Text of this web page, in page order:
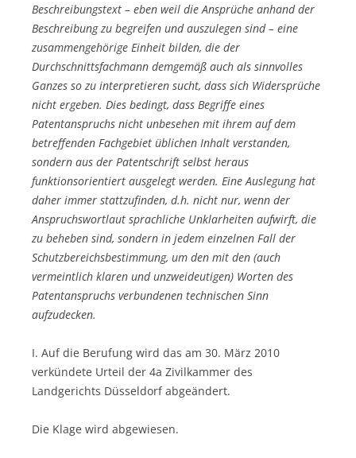
Beschreibungstext – eben weil die Ansprüche anhand der
Beschreibung zu begreifen und auszulegen sind – eine
zusammengehörige Einheit bilden, die der
Durchschnittsfachmann demgemäß auch als sinnvolles
Ganzes so zu interpretieren sucht, dass sich Widersprüche
nicht ergeben. Dies bedingt, dass Begriffe eines
Patentanspruchs nicht unbesehen mit ihrem auf dem
betreffenden Fachgebiet üblichen Inhalt verstanden,
sondern aus der Patentschrift selbst heraus
funktionsorientiert ausgelegt werden. Eine Auslegung hat
daher immer stattzufinden, d.h. nicht nur, wenn der
Anspruchswortlaut sprachliche Unklarheiten aufwirft, die
zu beheben sind, sondern in jedem einzelnen Fall der
Schutzbereichsbestimmung, um den mit den (auch
vermeintlich klaren und unzweideutigen) Worten des
Patentanspruchs verbundenen technischen Sinn
aufzudecken.
I. Auf die Berufung wird das am 30. März 2010
verkündete Urteil der 4a Zivilkammer des
Landgerichts Düsseldorf abgeändert.
Die Klage wird abgewiesen.